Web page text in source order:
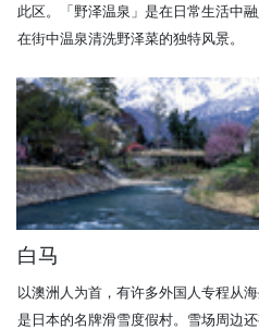
此区。「野泽温泉」是在日常生活中
在街中温泉清洗野泽菜的独特风景。
白马
以澳洲人为首，有许多外国人专程从
是日本的名牌滑雪度假村。雪场周边